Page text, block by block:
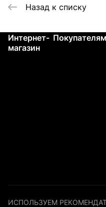
Назад к списку
Интернет-
магазин
Покупателям
ИСПОЛЬЗУЕМ